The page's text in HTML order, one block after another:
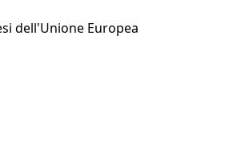
dell'Unione Europea